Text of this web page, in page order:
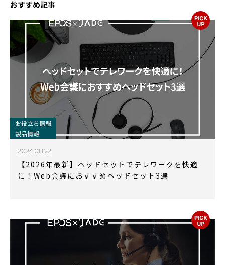
おすすめ記事
お役立ち情報
製品情報
2024.08.22
【2026年最新】ヘッドセットでテレワークを快適
に！Web会議におすすめヘッドセット3選